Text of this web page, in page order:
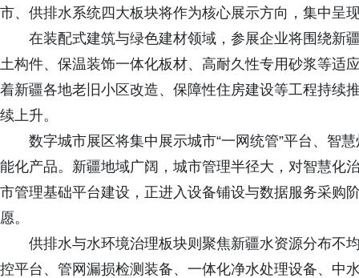
市、供排水系统四大板块将作为核心展示方向，集中呈
在装配式建筑与绿色建材领域，参展企业将围绕新
土构件、保温装饰一体化板材、高耐久性专用砂浆等适
着新疆各地老旧小区改造、保障性住房建设等工程持续
续上升。
数字城市展区将集中展示城市“一网统管”平台、智
能化产品。新疆地域广阔，城市管理半径大，对智慧化
市管理基础平台建设，正进入设备铺设与数据服务采购
愿。
供排水与水环境治理板块则聚焦新疆水资源分布不
控平台、管网漏损检测装备、一体化净水处理设备、中